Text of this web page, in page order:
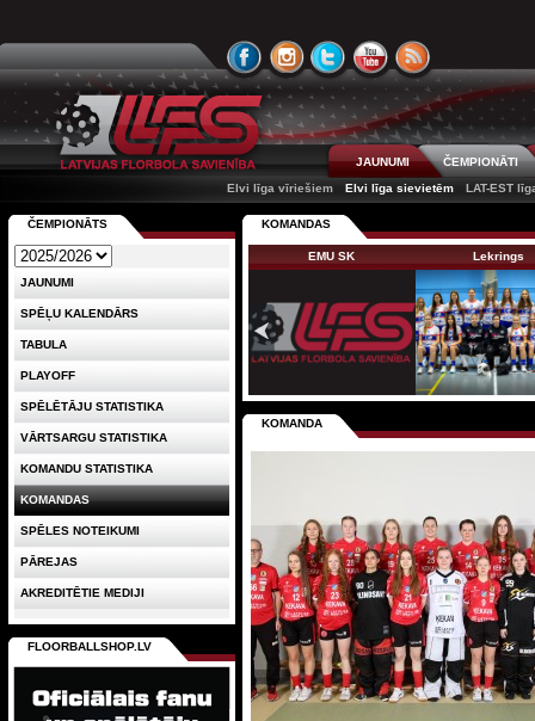
JAUNUMI
ČEMPIONĀTI
Elvi līga vīriešiem
Elvi līga sievietēm LAT-EST
KOMANDAS
EMU SK Lekrings
KOMANDA
ČEMPIONĀTS
JAUNUMI
SPĒĻU KALENDĀRS
TABULA
PLAYOFF
SPĒLĒTĀJU STATISTIKA
VĀRTSARGU STATISTIKA
KOMANDU STATISTIKA
KOMANDAS
SPĒLES NOTEIKUMI
PĀREJAS
AKREDITĒTIE MEDIJI
FLOORBALLSHOP.LV